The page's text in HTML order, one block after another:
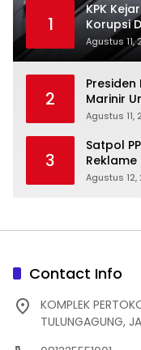
1
KPK
Korupsi
Agustus 11,
2
Marinir
Struktur
Agustus 11,
3
Satpol
dan
Agustus 12,
Contact Info
KOMPLEK
TULUNGAGUNG,